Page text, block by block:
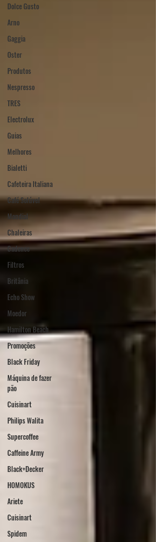
Dolce Gusto
Arno
Gaggia
Oster
Produtos
Nespresso
TRES
Electrolux
Guias
Melhores
Bialetti
Cafeteira Italiana
Café Solúvel
Mondial
Chaleiras
Cadence
Filtros
Britânia
Echo Show
Moedor
Hamilton Beach
Promoções
Black Friday
Máquina de fazer
pão
Cuisinart
Philips Walita
Supercoffee
Caffeine Army
Black+Decker
HOMOKUS
Ariete
Cuisinart
Spidem